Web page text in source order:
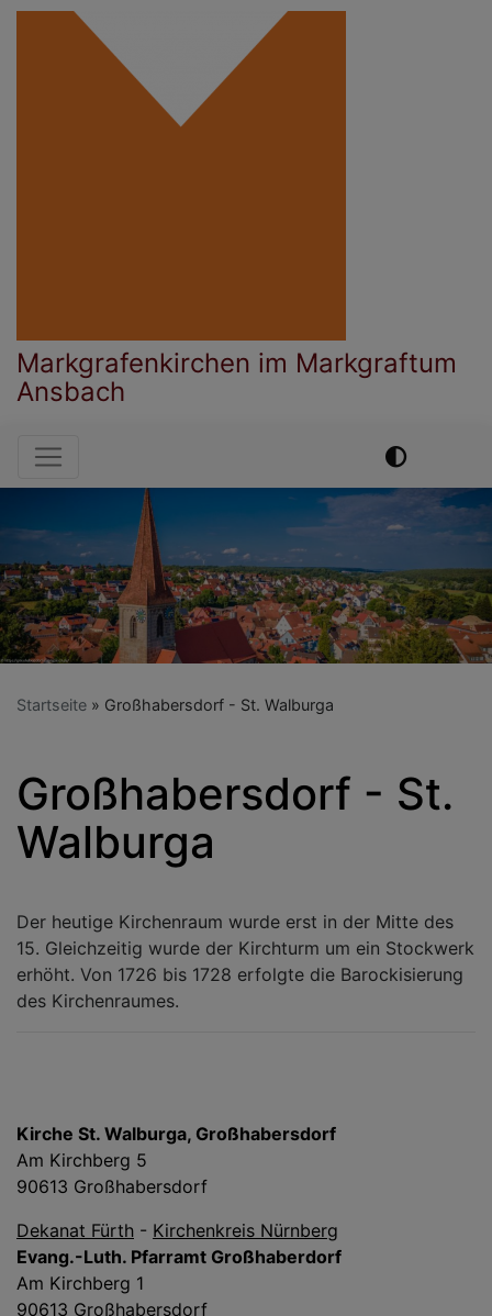
Direkt
Markgrafenkirchen im Markgraftum
Ansbach
Hauptnavigation
Startseite Großhabersdorf - St. Walburga
Großhabersdorf - St.
Walburga
Der heutige Kirchenraum wurde erst in der Mitte des
15. Gleichzeitig wurde der Kirchturm um ein Stockwerk
erhöht. Von 1726 bis 1728 erfolgte die Barockisierung
des Kirchenraumes.
Kirche St. Walburga, Großhabersdorf
Am Kirchberg 5
90613 Großhabersdorf
Dekanat Fürth - Kirchenkreis Nürnberg
Evang.-Luth. Pfarramt Großhaberdorf
Am Kirchberg 1
90613 Großhabersdorf